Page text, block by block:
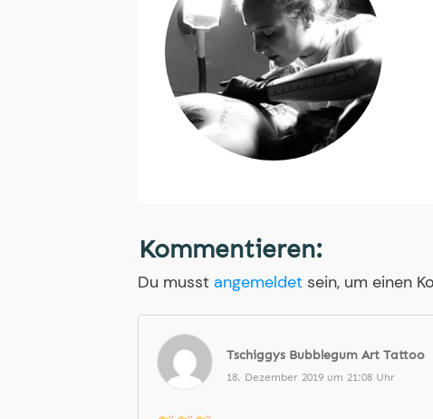
Kommentieren:
Du musst angemeldet sein, um einen
Tschiggys Bubblegum Art Tattoo
18. Dezember 2019 um 21:08 Uhr